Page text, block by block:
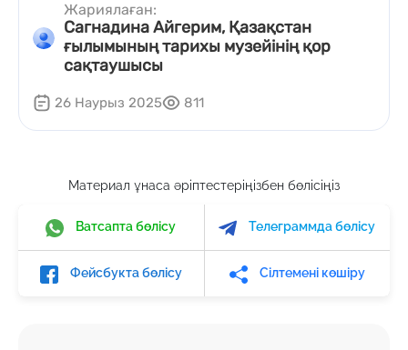
Жариялаған:
Сагнадина Айгерим, Қазақстан
ғылымының тарихы музейінің қор
сақтаушысы
26 Наурыз 2025 811
Материал ұнаса әріптестеріңізбен бөлісіңіз
Ватсапта бөлісу Телеграммда бөлісу
Фейсбукта бөлісу Сілтемені көшіру